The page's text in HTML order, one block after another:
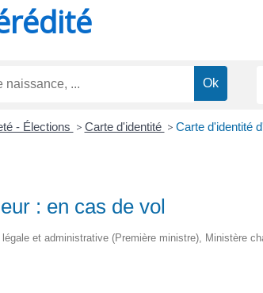
- Élections > Carte d'identité > Carte d'identité
: en cas de vol
et administrative (Première ministre), Ministère